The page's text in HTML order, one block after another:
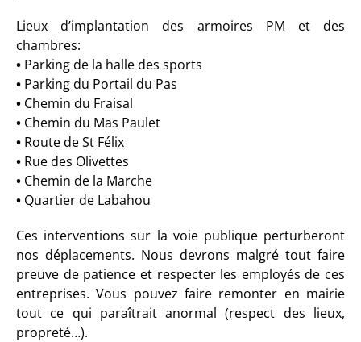
Lieux d’implantation des armoires PM et des
chambres:
• Parking de la halle des sports
• Parking du Portail du Pas
• Chemin du Fraisal
• Chemin du Mas Paulet
• Route de St Félix
• Rue des Olivettes
• Chemin de la Marche
• Quartier de Labahou
Ces interventions sur la voie publique perturberont
nos déplacements. Nous devrons malgré tout faire
preuve de patience et respecter les employés de ces
entreprises. Vous pouvez faire remonter en mairie
tout ce qui paraîtrait anormal (respect des lieux,
propreté…).